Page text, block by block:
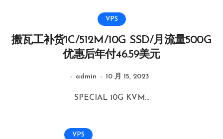
VPS
搬瓦工补货1C/512M/10G SSD/月流量500G
优惠后年付46.59美元
admin 10 月 15, 2023
SPECIAL 10G KVM...
VPS